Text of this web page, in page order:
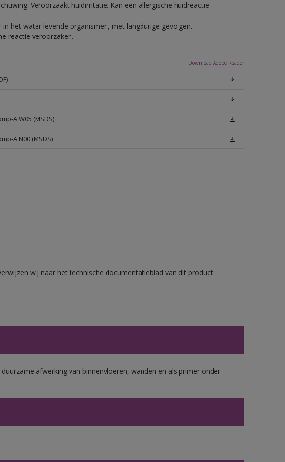
Veroorzaakt huidirritatie. Kan een allergische huidreactie
het water levende organismen, met langdurige gevolgen.
reactie veroorzaken.
Download Adobe Reader
A W05 (MSDS)
A N00 (MSDS)
wij naar het technische documentatieblad van dit product.
afwerking van binnenvloeren, wanden en als primer onder